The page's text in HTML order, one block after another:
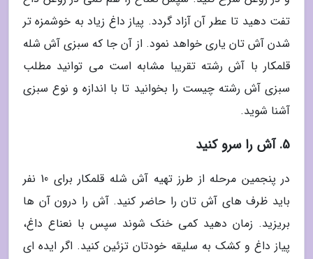
تفت دهید تا عطر آن آزاد گردد. پیاز داغ زیاد به خوشمزه تر
شدن آش تان یاری خواهد نمود. از آن جا که سبزی آش شله
قلمکار با آش رشته تقریبا مشابه است می توانید مطلب
سبزی آش رشته چیست را بخوانید تا با اندازه و نوع سبزی
آشنا شوید.
5. آش را سرو کنید
در پنجمین مرحله از طرز تهیه آش شله قلمکار برای 10 نفر
باید ظرف های آش تان را حاضر کنید. آش را درون آن ها
بریزید. زمان دهید کمی خنک شوند سپس با نعناع داغ،
پیاز داغ و کشک به سلیقه خودتان تزئین کنید. اگر ایده ای